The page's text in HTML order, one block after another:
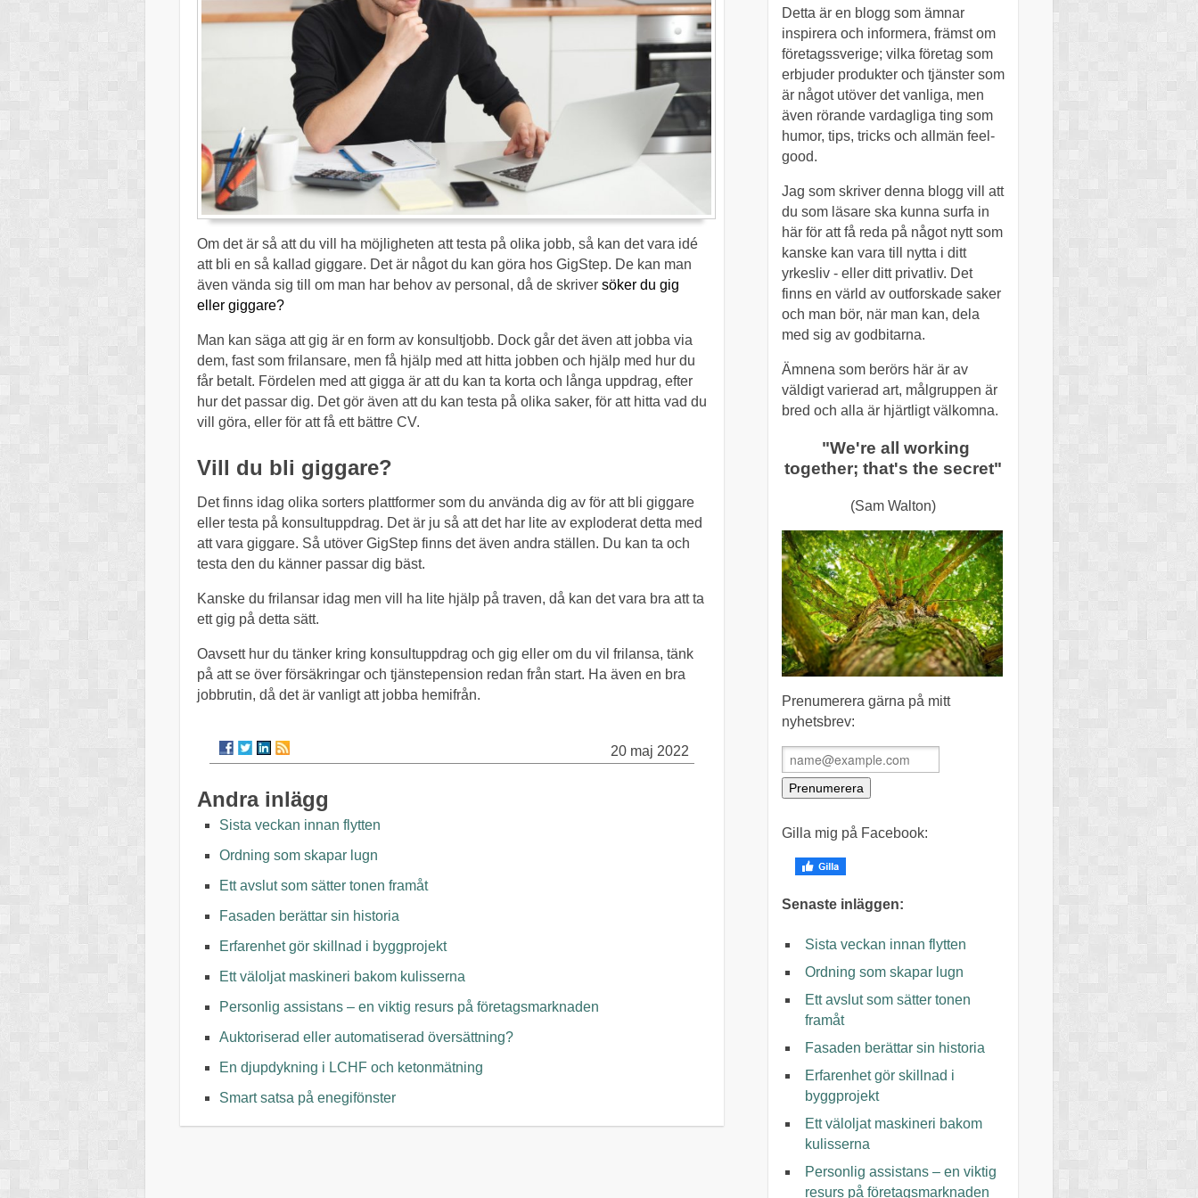
Om det är så att du vill ha möjligheten att testa på olika jobb, så kan det vara idé
att bli en så kallad giggare. Det är något du kan göra hos GigStep. De kan man
även vända sig till om man har behov av personal, då de skriver söker du gig
eller giggare?
Man kan säga att gig är en form av konsultjobb. Dock går det även att jobba via
dem, fast som frilansare, men få hjälp med att hitta jobben och hjälp med hur du
får betalt. Fördelen med att gigga är att du kan ta korta och långa uppdrag, efter
hur det passar dig. Det gör även att du kan testa på olika saker, för att hitta vad du
vill göra, eller för att få ett bättre CV.
Vill du bli giggare?
Det finns idag olika sorters plattformer som du använda dig av för att bli giggare
eller testa på konsultuppdrag. Det är ju så att det har lite av exploderat detta med
att vara giggare. Så utöver GigStep finns det även andra ställen. Du kan ta och
testa den du känner passar dig bäst.
Kanske du frilansar idag men vill ha lite hjälp på traven, då kan det vara bra att ta
ett gig på detta sätt.
Oavsett hur du tänker kring konsultuppdrag och gig eller om du vil frilansa, tänk
på att se över försäkringar och tjänstepension redan från start. Ha även en bra
jobbrutin, då det är vanligt att jobba hemifrån.
20 maj 2022
Andra inlägg
Sista veckan innan flytten
Ordning som skapar lugn
Ett avslut som sätter tonen framåt
Fasaden berättar sin historia
Erfarenhet gör skillnad i byggprojekt
Ett väloljat maskineri bakom kulisserna
Personlig assistans – en viktig resurs på företagsmarknaden
Auktoriserad eller automatiserad översättning?
En djupdykning i LCHF och ketonmätning
Smart satsa på enegifönster
Detta är en blogg som ämnar
inspirera och informera, främst om
företagssverige; vilka företag som
erbjuder produkter och tjänster som
är något utöver det vanliga, men
även rörande vardagliga ting som
humor, tips, tricks och allmän feel-
good.
Jag som skriver denna blogg vill att
du som läsare ska kunna surfa in
här för att få reda på något nytt som
kanske kan vara till nytta i ditt
yrkesliv - eller ditt privatliv. Det
finns en värld av outforskade saker
och man bör, när man kan, dela
med sig av godbitarna.
Ämnena som berörs här är av
väldigt varierad art, målgruppen är
bred och alla är hjärtligt välkomna.
"We're all working
together; that's the secret"
(Sam Walton)
Prenumerera gärna på mitt
nyhetsbrev:
Gilla mig på Facebook:
Senaste inläggen:
Sista veckan innan flytten
Ordning som skapar lugn
Ett avslut som sätter tonen
framåt
Fasaden berättar sin historia
Erfarenhet gör skillnad i
byggprojekt
Ett väloljat maskineri bakom
kulisserna
Personlig assistans – en viktig
resurs på företagsmarknaden